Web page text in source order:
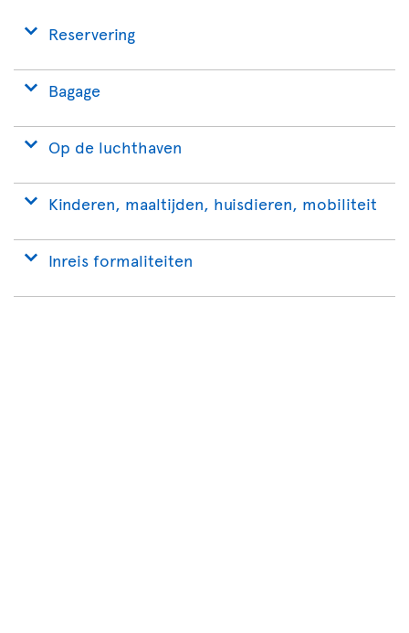
Reservering
Bagage
Op de luchthaven
Kinderen, maaltijden, huisdieren, mobiliteit
Inreis formaliteiten